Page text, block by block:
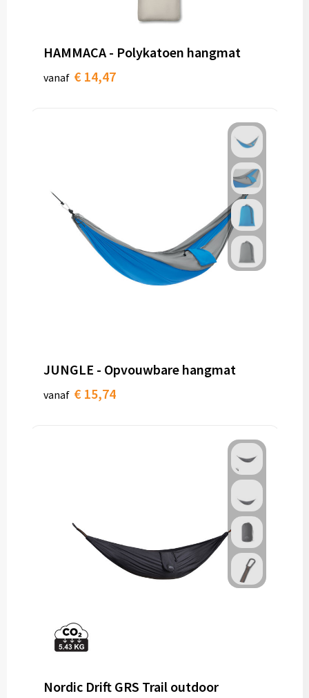
HAMMACA - Polykatoen hangmat
vanaf € 14,47
JUNGLE - Opvouwbare hangmat
vanaf € 15,74
Nordic Drift GRS Trail outdoor